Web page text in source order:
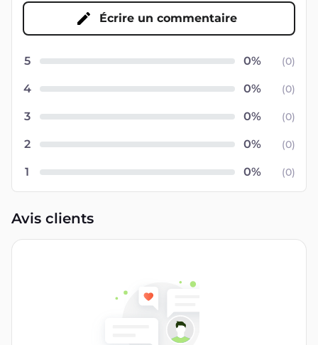
Écrire un commentaire
5 (0)
4 (0)
3 (0)
2 (0)
1 (0)
Avis clients